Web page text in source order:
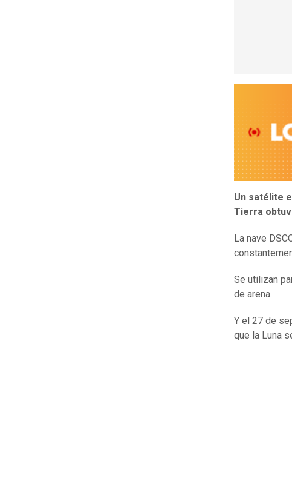
Un satélite
Tierra
La nave
Se utilizan
de arena.
Y el 27 de
que la Luna